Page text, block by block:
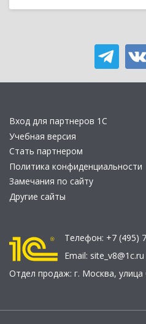
Вход для партнеров 1С
Учебная версия
Стать партнером
Политика конфиденциальности
Замечания по сайту
Другие сайты
Телефон: +7 (495)
Email: site_v8@1c.ru
Отдел продаж: г. Москва, улица